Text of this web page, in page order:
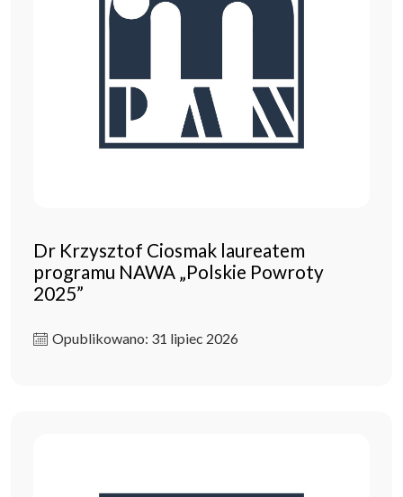
Dr Krzysztof Ciosmak laureatem
programu NAWA „Polskie Powroty
2025”
Opublikowano: 31 lipiec 2026